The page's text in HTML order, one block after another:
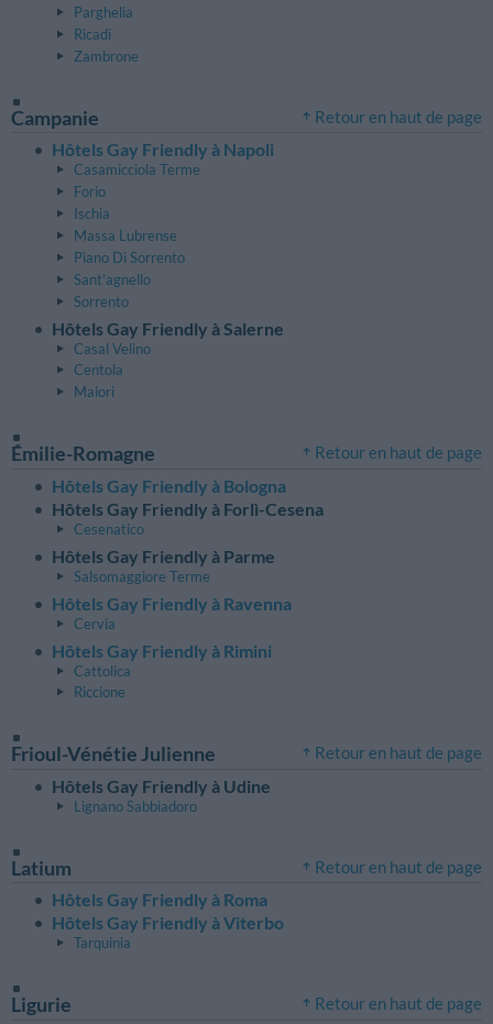
Parghelia
Ricadi
Zambrone
Campanie Retour en haut de page
Hôtels Gay Friendly à Napoli
Casamicciola Terme
Forio
Ischia
Massa Lubrense
Piano Di Sorrento
Sant'agnello
Sorrento
Hôtels Gay Friendly à Salerne
Casal Velino
Centola
Maiori
Émilie-Romagne Retour en haut de page
Hôtels Gay Friendly à Bologna
Hôtels Gay Friendly à Forlì-Cesena
Cesenatico
Hôtels Gay Friendly à Parme
Salsomaggiore Terme
Hôtels Gay Friendly à Ravenna
Cervia
Hôtels Gay Friendly à Rimini
Cattolica
Riccione
Frioul-Vénétie Julienne Retour en haut de page
Hôtels Gay Friendly à Udine
Lignano Sabbiadoro
Latium Retour en haut de page
Hôtels Gay Friendly à Roma
Hôtels Gay Friendly à Viterbo
Tarquinia
Ligurie Retour en haut de page